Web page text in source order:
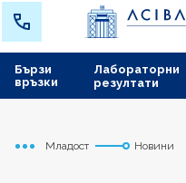
Лабораторни
резултати
Бързи
връзки
Начало
Младост Новини